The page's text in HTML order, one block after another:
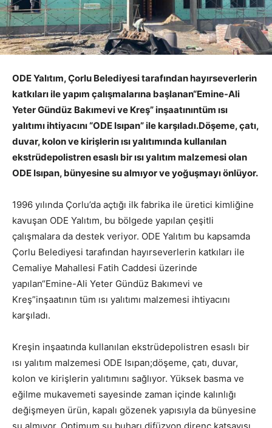
ODE Yalıtım, Çorlu Belediyesi tarafından hayırseverlerin
katkıları ile yapım çalışmalarına başlanan“Emine-Ali
Yeter Gündüz Bakımevi ve Kreş” inşaatınıntüm ısı
yalıtımı ihtiyacını “ODE Isıpan” ile karşıladı.Döşeme, çatı,
duvar, kolon ve kirişlerin ısı yalıtımında kullanılan
ekstrüdepolistren esaslı bir ısı yalıtım malzemesi olan
ODE Isıpan, bünyesine su almıyor ve yoğuşmayı önlüyor.
1996 yılında Çorlu’da açtığı ilk fabrika ile üretici kimliğine
kavuşan ODE Yalıtım, bu bölgede yapılan çeşitli
çalışmalara da destek veriyor. ODE Yalıtım bu kapsamda
Çorlu Belediyesi tarafından hayırseverlerin katkıları ile
Cemaliye Mahallesi Fatih Caddesi üzerinde
yapılan“Emine-Ali Yeter Gündüz Bakımevi ve
Kreş”inşaatının tüm ısı yalıtımı malzemesi ihtiyacını
karşıladı.
Kreşin inşaatında kullanılan ekstrüdepolistren esaslı bir
ısı yalıtım malzemesi ODE Isıpan;döşeme, çatı, duvar,
kolon ve kirişlerin yalıtımını sağlıyor. Yüksek basma ve
eğilme mukavemeti sayesinde zaman içinde kalınlığı
değişmeyen ürün, kapalı gözenek yapısıyla da bünyesine